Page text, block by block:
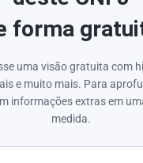
forma
uma visão gratuita com
e muito mais. Para
informações extras em
medida.